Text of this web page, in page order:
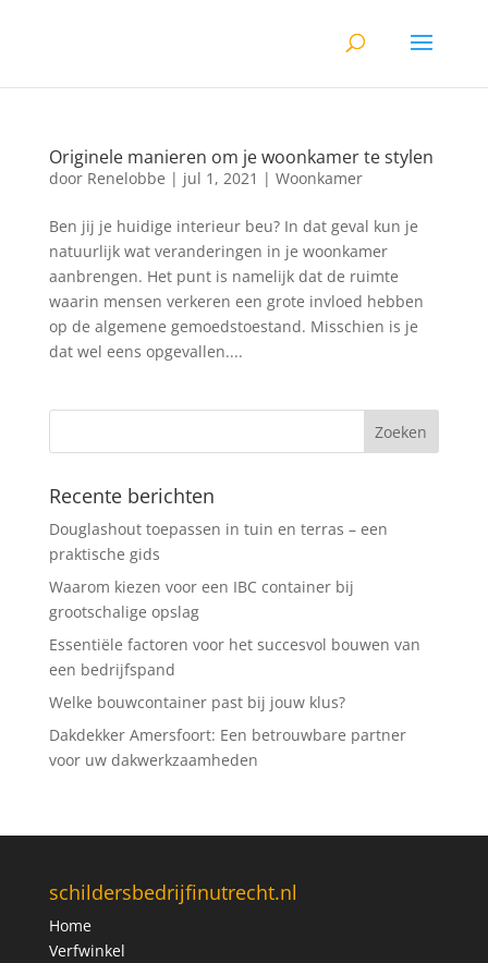
Originele manieren om je woonkamer te stylen
door Renelobbe | jul 1, 2021 | Woonkamer
Ben jij je huidige interieur beu? In dat geval kun je
natuurlijk wat veranderingen in je woonkamer
aanbrengen. Het punt is namelijk dat de ruimte
waarin mensen verkeren een grote invloed hebben
op de algemene gemoedstoestand. Misschien is je
dat wel eens opgevallen....
Recente berichten
Douglashout toepassen in tuin en terras – een
praktische gids
Waarom kiezen voor een IBC container bij
grootschalige opslag
Essentiële factoren voor het succesvol bouwen van
een bedrijfspand
Welke bouwcontainer past bij jouw klus?
Dakdekker Amersfoort: Een betrouwbare partner
voor uw dakwerkzaamheden
schildersbedrijfinutrecht.nl
Home
Verfwinkel